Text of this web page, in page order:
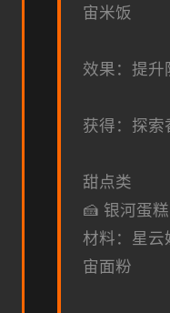
宙米饭
效果：提升
获得：探索
甜点类
🍰 银河蛋糕
材料：星云
宙面粉